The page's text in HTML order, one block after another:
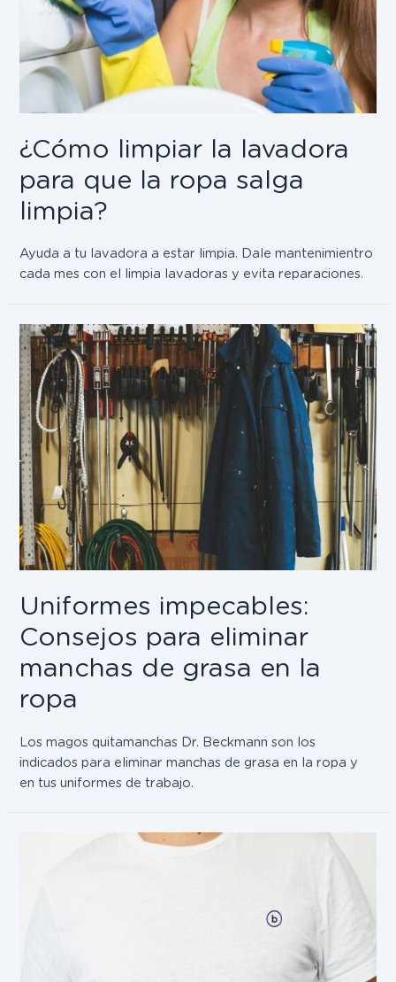
¿Cómo limpiar la lavadora
para que la ropa salga
limpia?
Ayuda a tu lavadora a estar limpia. Dale mantenimientro
cada mes con el limpia lavadoras y evita reparaciones.
Uniformes impecables:
Consejos para eliminar
manchas de grasa en la
ropa
Los magos quitamanchas Dr. Beckmann son los
indicados para eliminar manchas de grasa en la ropa y
en tus uniformes de trabajo.